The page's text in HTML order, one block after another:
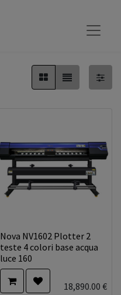
Nova NV1602 Plotter 2
teste 4 colori base acqua
luce 160
18,890.00 €